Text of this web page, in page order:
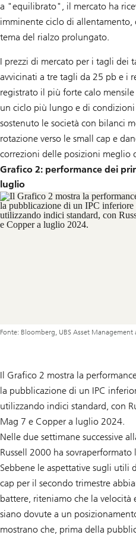
a "equilibrato", il mercato ha
imminente ciclo di allentamento,
tema del rialzo prolungato.
I prezzi di mercato per i tagli dei
avvicinati a tre tagli da 25 pb e i
registrato il più forte calo
un ciclo più lungo e di
sostenuto le società con bilanci
rotazione verso le small cap e
correzioni delle posizioni meglio
Grafico 2: performance dei
luglio
Fonte: Bloomberg, UBS Asset
Il Grafico 2 mostra la
la pubblicazione di un IPC
utilizzando indici standard, con
Mag 7 e Copper a luglio 2024.
Nelle due settimane successive
Russell 2000 ha
Sebbene le aspettative sugli utili
cap per il secondo trimestre
battere, riteniamo che la velocità
siano dovute a un
mostrano che, prima della